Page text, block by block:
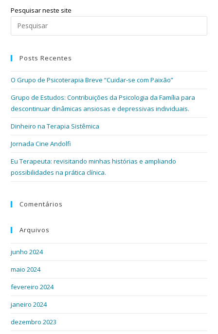
Pesquisar neste site
Posts Recentes
O Grupo de Psicoterapia Breve “Cuidar-se com Paixão”
Grupo de Estudos: Contribuições da Psicologia da Família para
descontinuar dinâmicas ansiosas e depressivas individuais.
Dinheiro na Terapia Sistêmica
Jornada Cine Andolfi
Eu Terapeuta: revisitando minhas histórias e ampliando
possibilidades na prática clínica.
Comentários
Arquivos
junho 2024
maio 2024
fevereiro 2024
janeiro 2024
dezembro 2023